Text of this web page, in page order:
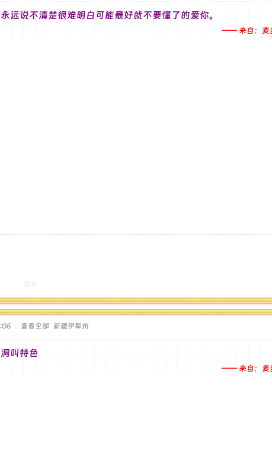
远说不清楚很难明白可能最好就不要懂了的爱你。
—— 来自：麦
查看全部 新疆伊犁州
叫特色
—— 来自：麦